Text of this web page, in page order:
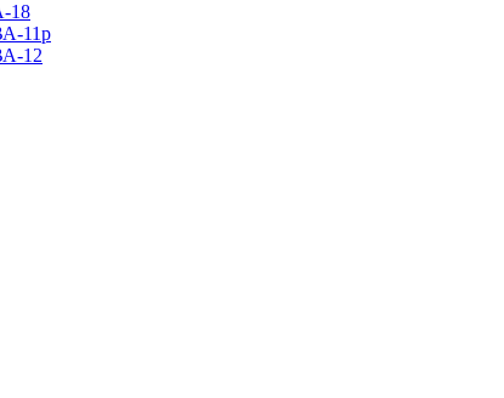
18
11р
12